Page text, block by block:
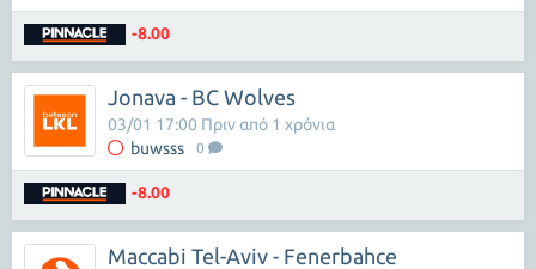
-8.00
Jonava - BC Wolves
buwsss 0
03/01 17:00 Πριν από 1 χρόνια
-8.00
Maccabi Tel-Aviv - Fenerbahce